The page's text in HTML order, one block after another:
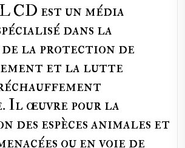
CD est un média
dans la
la protection de
et la lutte
Il œuvre pour la
des espèces animales et
ou en voie de